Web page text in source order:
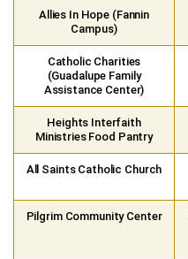
Allies In Hope (Fannin
Campus)
Catholic Charities
(Guadalupe Family
Assistance Center)
Heights Interfaith
Ministries Food Pantry
All Saints Catholic Church
Pilgrim Community Center